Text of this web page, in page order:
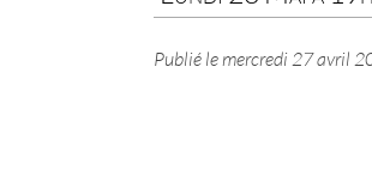
Publié lemercredi 27 avril